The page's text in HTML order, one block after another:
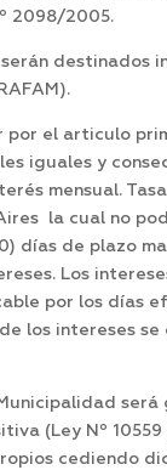
2098/2005.
destinados
el articulo
iguales y
mensual.
la cual no
de plazo
Los
por los
los intereses
(Ley Nº
cediendo